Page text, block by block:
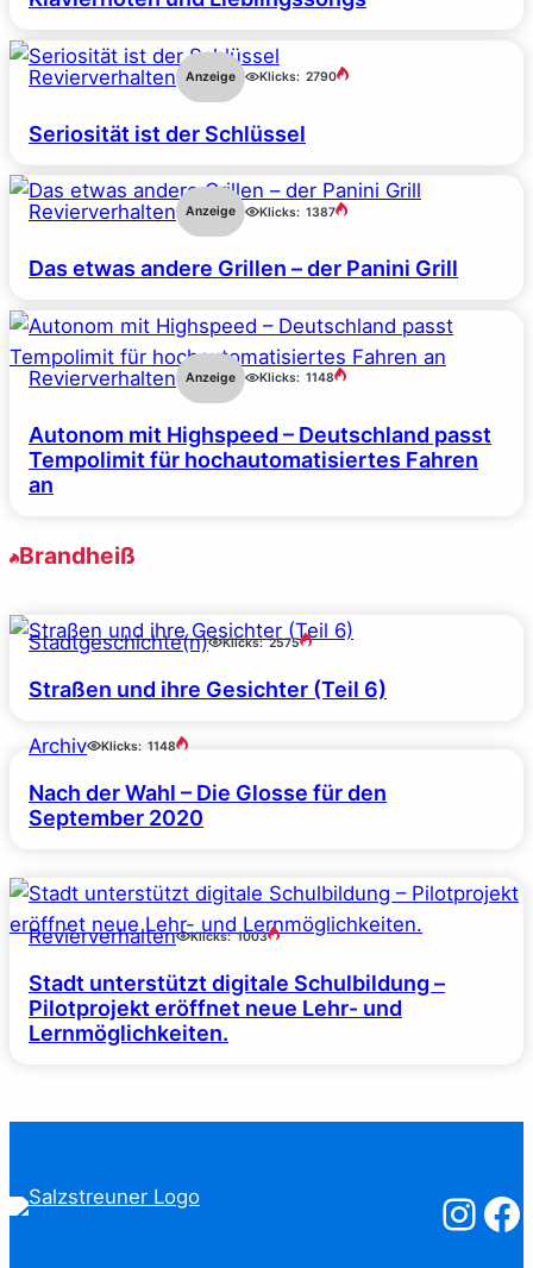
Revierverhalten Anzeige Klicks: 2790
Seriosität ist der Schlüssel
Revierverhalten Anzeige Klicks: 1387
Das etwas andere Grillen – der Panini Grill
Revierverhalten Anzeige Klicks: 1148
Autonom mit Highspeed – Deutschland passt
Tempolimit für hochautomatisiertes Fahren
an
Brandheiß
Stadtgeschichte(n) Klicks: 2575
Straßen und ihre Gesichter (Teil 6)
Archiv Klicks: 1148
Nach der Wahl – Die Glosse für den
September 2020
Revierverhalten Klicks: 1003
Stadt unterstützt digitale Schulbildung –
Pilotprojekt eröffnet neue Lehr- und
Lernmöglichkeiten.